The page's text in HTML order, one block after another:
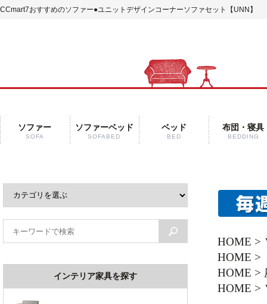
CCmart7おすすめのソファー●ユニットデザインコーナーソファセット【UNN】
ソファー
SOFA
ソファーベッド
SOFABED
ベッド
BED
布団・寝具
BEDDING
HOME >
HOME >
HOME >
HOME >
インテリア家具を探す